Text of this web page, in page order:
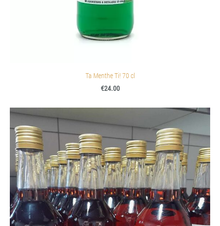
Ta Menthe Ti! 70 cl
€24.00